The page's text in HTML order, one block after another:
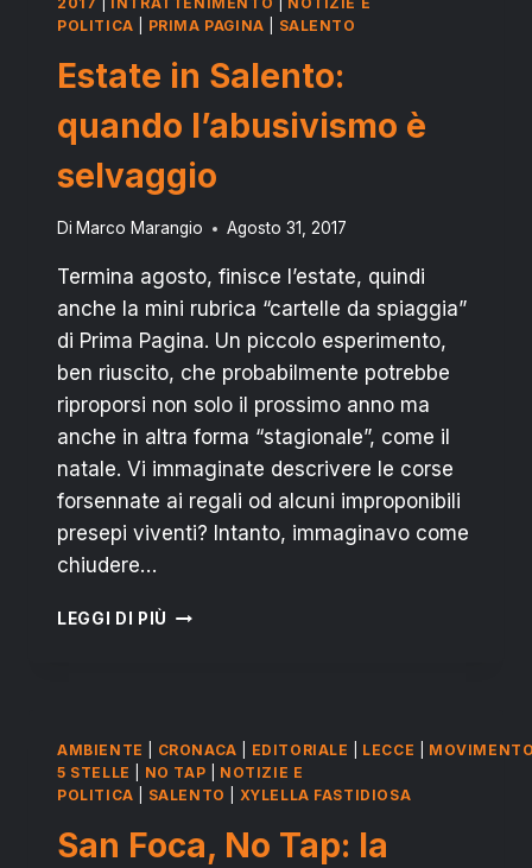
POLITICA
PRIMA PAGINA SALENTO
Estate in Salento:
quando l’abusivismo è
selvaggio
Di Marco Marangio Agosto 31, 2017
Termina agosto, finisce l’estate, quindi
anche la mini rubrica “cartelle da spiaggia”
di Prima Pagina. Un piccolo esperimento,
ben riuscito, che probabilmente potrebbe
riproporsi non solo il prossimo anno ma
anche in altra forma “stagionale”, come il
natale. Vi immaginate descrivere le corse
forsennate ai regali od alcuni improponibili
presepi viventi? Intanto, immaginavo come
chiudere…
LEGGI DI PIÙ ESTATE
SELVAGGIO
AMBIENTE CRONACA EDITORIALE LECCE
5 STELLE
NO TAP
NOTIZIE E
POLITICA
SALENTO XYLELLA FASTIDIOSA
San Foca, No Tap: la